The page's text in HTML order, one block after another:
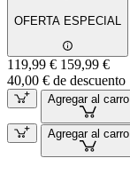
OFERTA ESPECIAL
119,99 € 159,99 €
40,00 € de descuento
Agregar al carro
Agregar al carro